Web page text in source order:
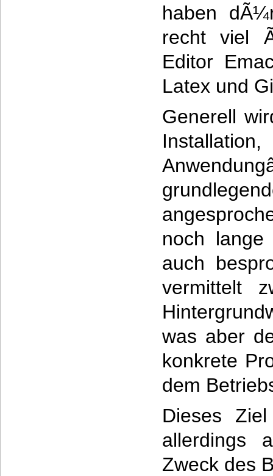
haben
recht viel
Editor
Latex und
Generell
noch
auch
vermittelt
was aber
konkrete
dem
Dieses
allerdings
Zweck des